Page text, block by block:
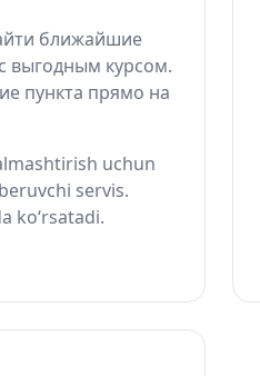
ближайшие
выгодным курсом.
пункта прямо на
uchun
servis.
ko‘rsatadi.